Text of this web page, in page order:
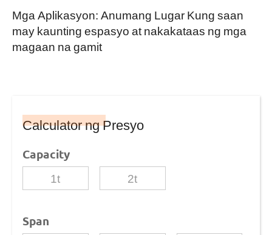
Mga Aplikasyon: Anumang Lugar Kung saan
may kaunting espasyo at nakakataas ng mga
magaan na gamit
Calculator ng Presyo
Capacity
1t 2t
Span